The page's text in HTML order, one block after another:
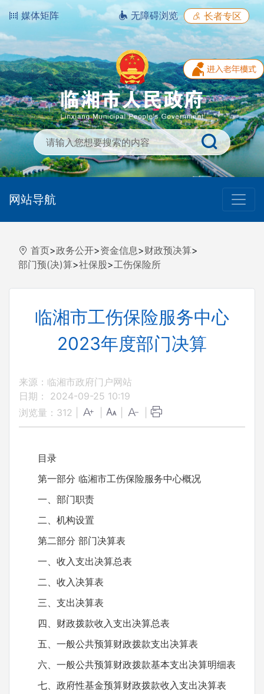
媒体矩阵 无障碍浏览 长者专区
网站导航
首页>政务公开>资金信息>财政预决算>
部门预(决)算>社保股>工伤保险所
临湘市工伤保险服务中心
2023年度部门决算
来源：临湘市政府门户网站
日期： 2024-09-25 10:19
浏览量： 312
目录
第一部分 临湘市工伤保险服务中心概况
一、部门职责
二、机构设置
第二部分 部门决算表
一、收入支出决算总表
二、收入决算表
三、支出决算表
四、财政拨款收入支出决算总表
五、一般公共预算财政拨款支出决算表
六、一般公共预算财政拨款基本支出决算明细表
七、政府性基金预算财政拨款收入支出决算表